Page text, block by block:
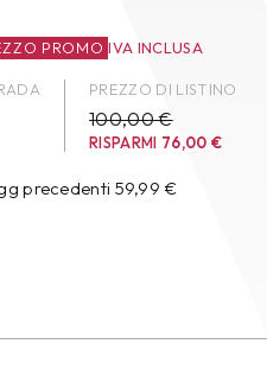
PROMO IVA INCLUSA
PREZZO DI LISTINO
100,00 €
RISPARMI 76,00€
precedenti 59,99€